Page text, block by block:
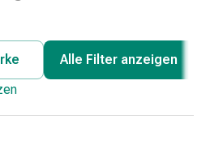
Alle Filter anzeigen